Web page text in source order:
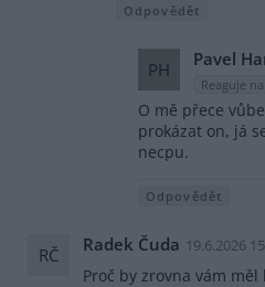
Odpovědět
PH Pavel
Reaguje
O mě přece
prokázat on, já
necpu.
Odpovědět
RČ Radek Čuda 19.6.2026
Proč by zrovna vám měl